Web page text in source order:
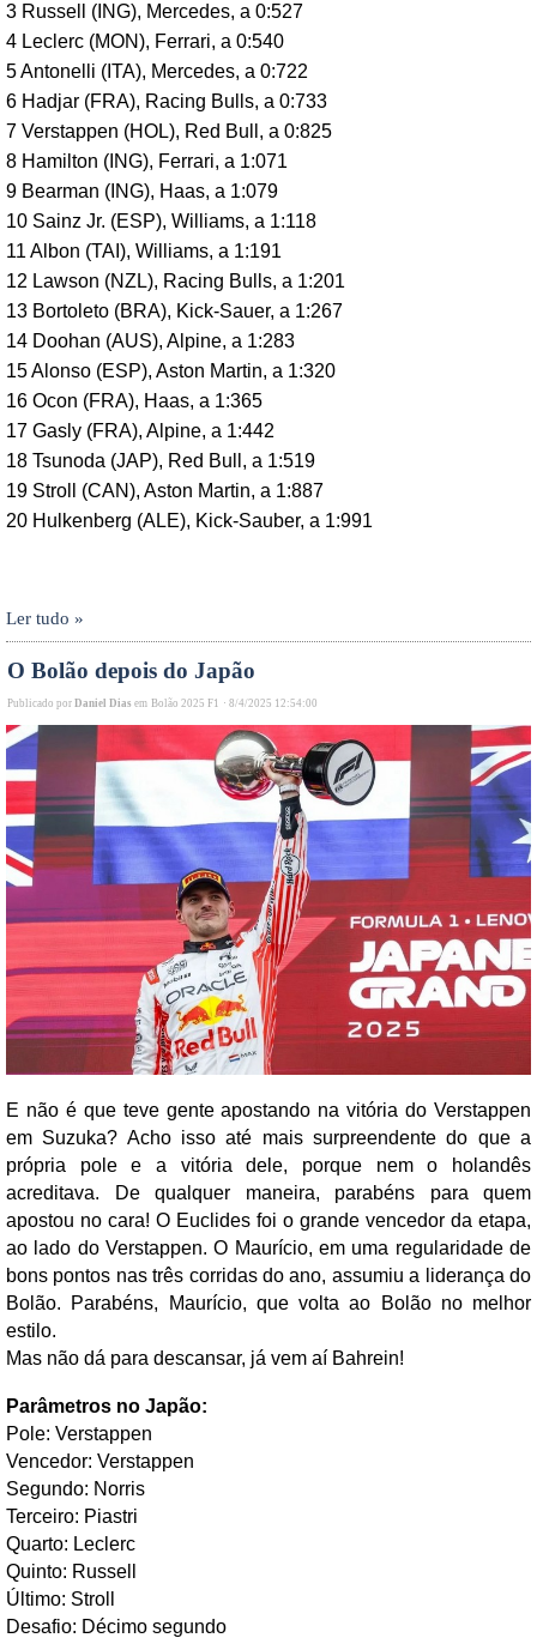
3 Russell (ING), Mercedes, a 0:527
4 Leclerc (MON), Ferrari, a 0:540
5 Antonelli (ITA), Mercedes, a 0:722
6 Hadjar (FRA), Racing Bulls, a 0:733
7 Verstappen (HOL), Red Bull, a 0:825
8 Hamilton (ING), Ferrari, a 1:071
9 Bearman (ING), Haas, a 1:079
10 Sainz Jr. (ESP), Williams, a 1:118
11 Albon (TAI), Williams, a 1:191
12 Lawson (NZL), Racing Bulls, a 1:201
13 Bortoleto (BRA), Kick-Sauer, a 1:267
14 Doohan (AUS), Alpine, a 1:283
15 Alonso (ESP), Aston Martin, a 1:320
16 Ocon (FRA), Haas, a 1:365
17 Gasly (FRA), Alpine, a 1:442
18 Tsunoda (JAP), Red Bull, a 1:519
19 Stroll (CAN), Aston Martin, a 1:887
20 Hulkenberg (ALE), Kick-Sauber, a 1:991
Ler tudo »
O Bolão depois do Japão
Publicado por Daniel Dias em Bolão 2025 F1 · 8/4/2025 12:54:00
E não é que teve gente apostando na vitória do Verstappen
em Suzuka? Acho isso até mais surpreendente do que a
própria pole e a vitória dele, porque nem o holandês
acreditava. De qualquer maneira, parabéns para quem
apostou no cara! O Euclides foi o grande vencedor da etapa,
ao lado do Verstappen. O Maurício, em uma regularidade de
bons pontos nas três corridas do ano, assumiu a liderança do
Bolão. Parabéns, Maurício, que volta ao Bolão no melhor
estilo.
Mas não dá para descansar, já vem aí Bahrein!
Parâmetros no Japão:
Pole: Verstappen
Vencedor: Verstappen
Segundo: Norris
Terceiro: Piastri
Quarto: Leclerc
Quinto: Russell
Último: Stroll
Desafio: Décimo segundo